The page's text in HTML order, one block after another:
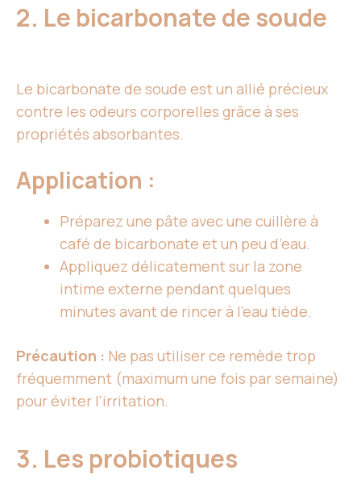
2. Le bicarbonate de soude
Le bicarbonate de soude est un allié précieux
contre les odeurs corporelles grâce à ses
propriétés absorbantes.
Application :
Préparez une pâte avec une cuillère à
café de bicarbonate et un peu d’eau.
Appliquez délicatement sur la zone
intime externe pendant quelques
minutes avant de rincer à l’eau tiède.
Précaution : Ne pas utiliser ce remède trop
fréquemment (maximum une fois par semaine)
pour éviter l’irritation.
3. Les probiotiques